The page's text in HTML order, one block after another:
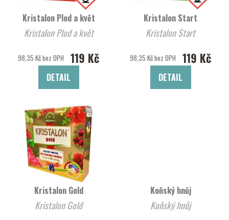
Kristalon Plod a květ
Kristalon Plod a květ
98,35 Kč bez DPH 119 Kč
DETAIL
Kristalon Start
Kristalon Start
98,35 Kč bez DPH 119 Kč
DETAIL
Kristalon Gold
Kristalon Gold
Koňský hnůj
Koňský hnůj